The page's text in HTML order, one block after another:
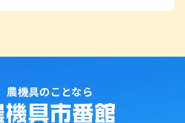
農機具のことなら